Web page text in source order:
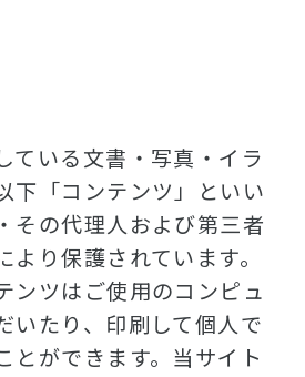
ている文書・写真・イラ
下「コンテンツ」といい
その代理人および第三者
り保護されています。
ンツはご使用のコンピュ
いたり、印刷して個人で
とができます。当サイト